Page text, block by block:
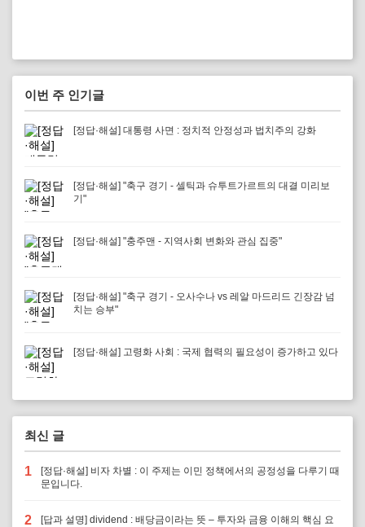
이번 주 인기글
[정답·해설] 대통령 사면 : 정치적 안정성과 법치주의 강화
[정답·해설] "축구 경기 - 셀틱과 슈투트가르트의 대결 미리보
기"
[정답·해설] "충주맨 - 지역사회 변화와 관심 집중"
[정답·해설] "축구 경기 - 오사수나 vs 레알 마드리드 긴장감 넘
치는 승부"
[정답·해설] 고령화 사회 : 국제 협력의 필요성이 증가하고 있다
최신 글
1
[정답·해설] 비자 차별 : 이 주제는 이민 정책에서의 공정성을 다루기 때
문입니다.
2 [답과 설명] dividend : 배당금이라는 뜻 – 투자와 금융 이해의 핵심 요